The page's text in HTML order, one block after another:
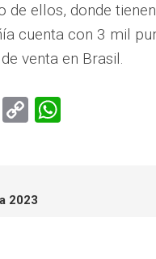
de ellos, donde
cuenta con 3 mil
venta en Brasil.
Email
Copy
2023